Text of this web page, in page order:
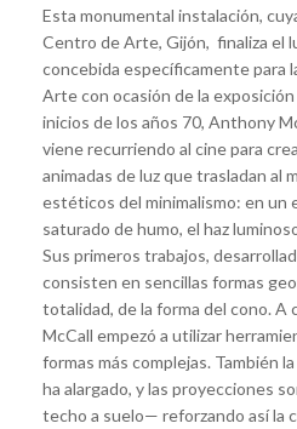
Esta monumental instalación,
Centro de Arte, Gijón, finaliza el
concebida específicamente para
Arte con ocasión de la exposición
inicios de los años 70, Anthony
viene recurriendo al cine para
animadas de luz que trasladan al
estéticos del minimalismo: en un
saturado de humo, el haz
Sus primeros trabajos,
consisten en sencillas formas
totalidad, de la forma del cono. A
McCall empezó a utilizar
formas más complejas. También
ha alargado, y las proyecciones
techo a suelo— reforzando así la